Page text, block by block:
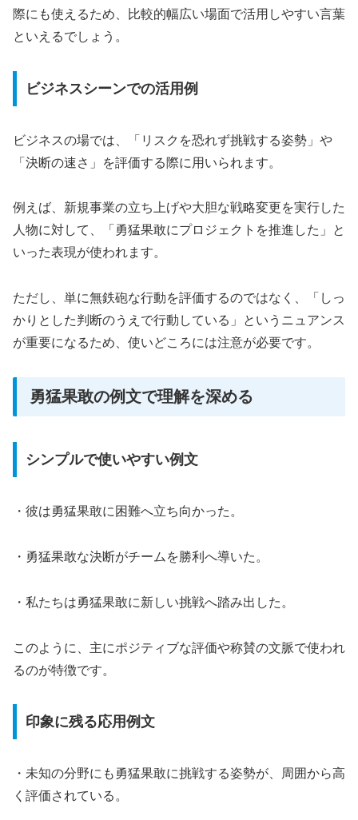
際にも使えるため、比較的幅広い場面で活用しやすい言葉
といえるでしょう。
ビジネスシーンでの活用例
ビジネスの場では、「リスクを恐れず挑戦する姿勢」や
「決断の速さ」を評価する際に用いられます。
例えば、新規事業の立ち上げや大胆な戦略変更を実行した
人物に対して、「勇猛果敢にプロジェクトを推進した」と
いった表現が使われます。
ただし、単に無鉄砲な行動を評価するのではなく、「しっ
かりとした判断のうえで行動している」というニュアンス
が重要になるため、使いどころには注意が必要です。
勇猛果敢の例文で理解を深める
シンプルで使いやすい例文
・彼は勇猛果敢に困難へ立ち向かった。
・勇猛果敢な決断がチームを勝利へ導いた。
・私たちは勇猛果敢に新しい挑戦へ踏み出した。
このように、主にポジティブな評価や称賛の文脈で使われ
るのが特徴です。
印象に残る応用例文
・未知の分野にも勇猛果敢に挑戦する姿勢が、周囲から高
く評価されている。